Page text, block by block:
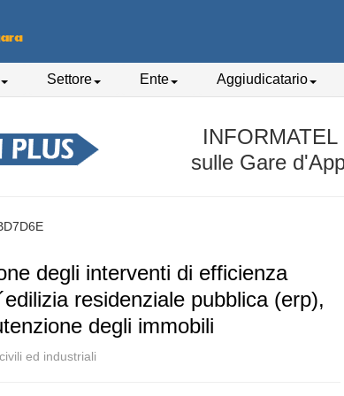
Settore Ente Aggiudicatario
sulle Gare
degli interventi di efficienza
residenziale pubblica (erp),
degli immobili
ed industriali